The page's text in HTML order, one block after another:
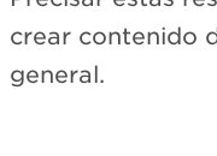
crear contenido
general.